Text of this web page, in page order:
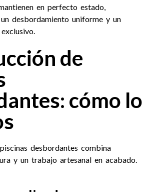
en perfecto estado,
desbordamiento uniforme y un
de
cómo lo
desbordantes combina
y un trabajo artesanal en acabado.